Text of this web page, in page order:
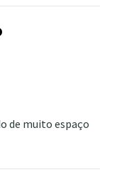
de muito espaço